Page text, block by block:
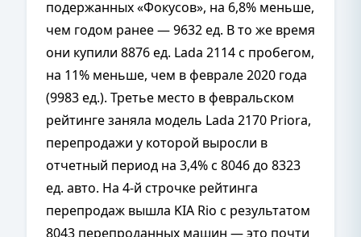
подержанных «Фокусов», на 6,8% меньше,
чем годом ранее — 9632 ед. В то же время
они купили 8876 ед. Lada 2114 с пробегом,
на 11% меньше, чем в феврале 2020 года
(9983 ед.). Третье место в февральском
рейтинге заняла модель Lada 2170 Priora,
перепродажи у которой выросли в
отчетный период на 3,4% с 8046 до 8323
ед. авто. На 4-й строчке рейтинга
перепродаж вышла KIA Rio с результатом
8043 перепроданных машин — это почти